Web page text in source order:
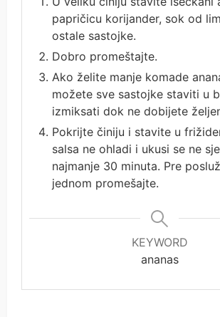
papričicu korijander, sok od
ostale sastojke.
Dobro promeštajte.
Ako želite manje komade
možete sve sastojke staviti u
izmiksati dok ne dobijete
Pokrijte činiju i stavite u
salsa ne ohladi i ukusi se ne
najmanje 30 minuta. Pre
jednom promešajte.
KEYWORD
ananas